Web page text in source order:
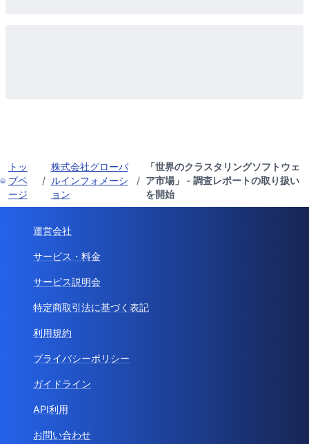
トッ
プペ
ージ
/
株式会社グローバ
ルインフォメーシ
ョン
/
「世界のクラスタリングソフトウェ
ア市場」 - 調査レポートの取り扱い
を開始
運営会社
サービス・料金
サービス説明会
特定商取引法に基づく表記
利用規約
プライバシーポリシー
ガイドライン
API利用
お問い合わせ